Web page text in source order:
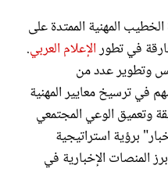
المهنية الممتدة على
في تطورالإعلام العربي.
وتطوير عدد من
في ترسيخ معايير المهنية
وتعميق الوعي المجتمعي
برؤية استراتيجية
المنصات الإخبارية في